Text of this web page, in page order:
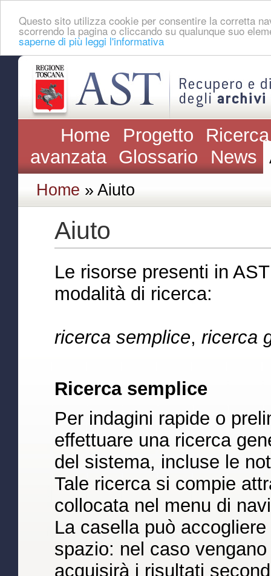
Questo sito utilizza cookie per consentire la corretta
scorrendo la pagina o cliccando su qualunque suo
saperne di più leggi l'informativa
Home Progetto
avanzata Glossario News
Home » Aiuto
Aiuto
Le risorse presenti in
modalità di ricerca:
ricerca semplice, ricerca
Ricerca semplice
Per indagini rapide o
effettuare una ricerca
del sistema, incluse le
Tale ricerca si compie
collocata nel menu di
La casella può
spazio: nel caso
acquisirà i risultati